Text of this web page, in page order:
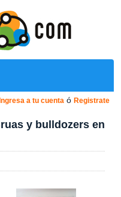
Ingresa a tu cuenta ó Registrate
y bulldozers en